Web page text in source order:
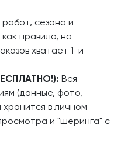
сезона и
правило, на
хватает 1-й
Вся
(данные, фото,
хранится в личном
и "шеринга" с